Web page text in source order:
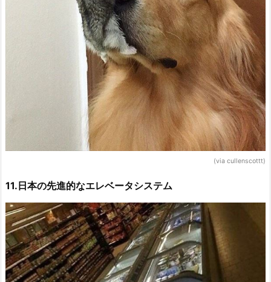
(via cullenscottt)
11.日本の先進的なエレベータシステム